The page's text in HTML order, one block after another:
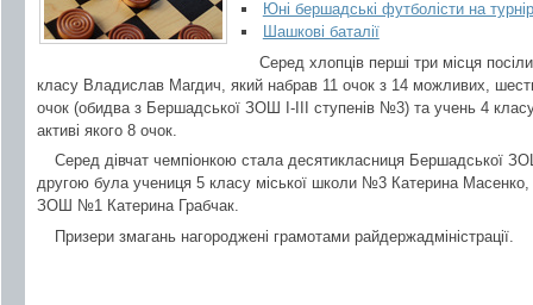
Юні бершадські футболісти на
Шашкові баталії
Серед хлопців перші три місця
класу Владислав Магдич, який набрав 11 очок з 14 можливих,
очок (обидва з Бершадської ЗОШ І-ІІІ ступенів №3) та учень 4
активі якого 8 очок.
Серед дівчат чемпіонкою стала десятикласниця Бершадської
другою була учениця 5 класу міської школи №3 Катерина Масенко,
ЗОШ №1 Катерина Грабчак.
Призери змагань нагороджені грамотами райдержадміністрації.